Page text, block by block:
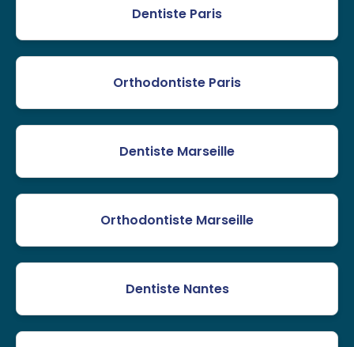
Dentiste Paris
Orthodontiste Paris
Dentiste Marseille
Orthodontiste Marseille
Dentiste Nantes